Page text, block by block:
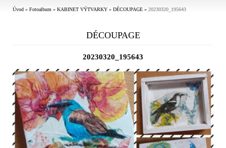
Úvod » Fotoalbum » KABINET VÝTVARKY » DÉCOUPAGE » 20230320_195643
DÉCOUPAGE
20230320_195643